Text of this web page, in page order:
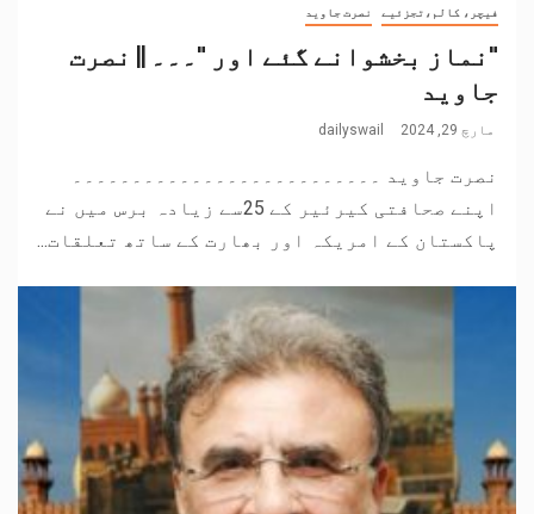
فیچر، کالم،تجزئیے نصرت جاوید
"نماز بخشوانے گئے اور "۔۔۔ || نصرت
جاوید
مارچ 29, 2024 dailyswail
نصرت جاوید ۔۔۔۔۔۔۔۔۔۔۔۔۔۔۔۔۔۔۔۔۔۔۔۔۔۔
اپنے صحافتی کیرئیر کے 25سے زیادہ برس میں نے
پاکستان کے امریکہ اور بھارت کے ساتھ تعلقات...